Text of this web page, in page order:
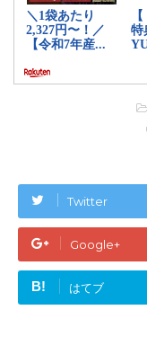
Twitter
Google+
B! はてブ